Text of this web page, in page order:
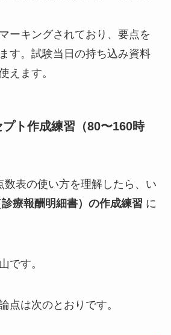
ーキングされており、要点を
す。試験当日の持ち込み資料
えます。
ト作成練習（80〜160時
数表の使い方を理解したら、い
療報酬明細書）の作成練習 に
です。
点は次のとおりです。